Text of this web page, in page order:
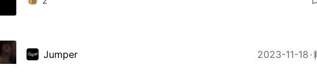
Jumper 2023-11-18